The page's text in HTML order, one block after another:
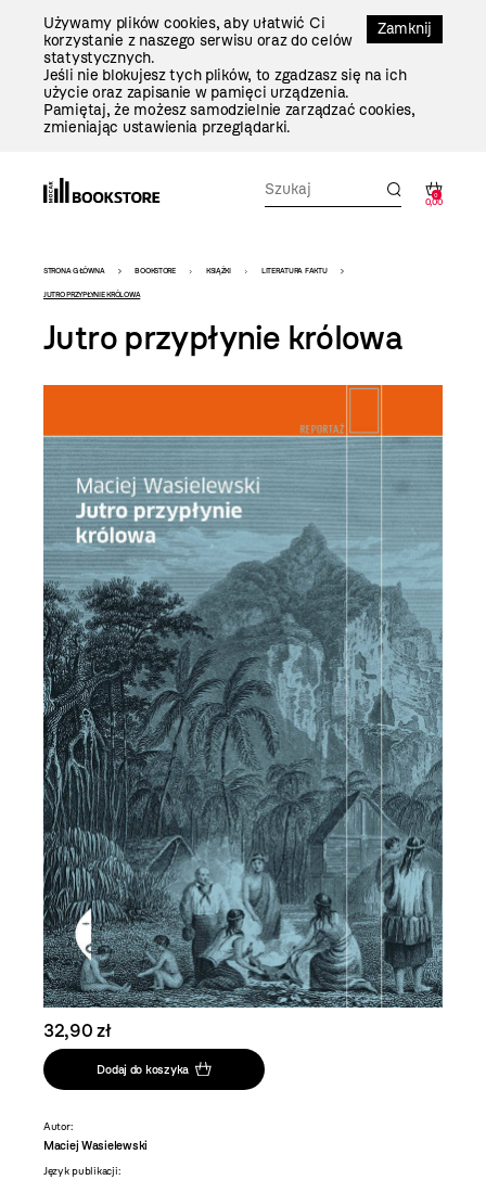
Zamknij
Używamy plików cookies, aby ułatwić Ci
korzystanie z naszego serwisu oraz do celów
statystycznych.
Jeśli nie blokujesz tych plików, to zgadzasz się na ich
użycie oraz zapisanie w pamięci urządzenia.
Pamiętaj, że możesz samodzielnie zarządzać cookies,
zmieniając ustawienia przeglądarki.
0
0,00
Bookstore
-
szablon
STRONA GŁÓWNA BOOKSTORE KSIĄŻKI LITERATURA FAKTU
JUTRO PRZYPŁYNIE KRÓLOWA
Jutro przypłynie królowa
32,90 zł
Dodaj do koszyka
Autor:
Maciej Wasielewski
Język publikacji: